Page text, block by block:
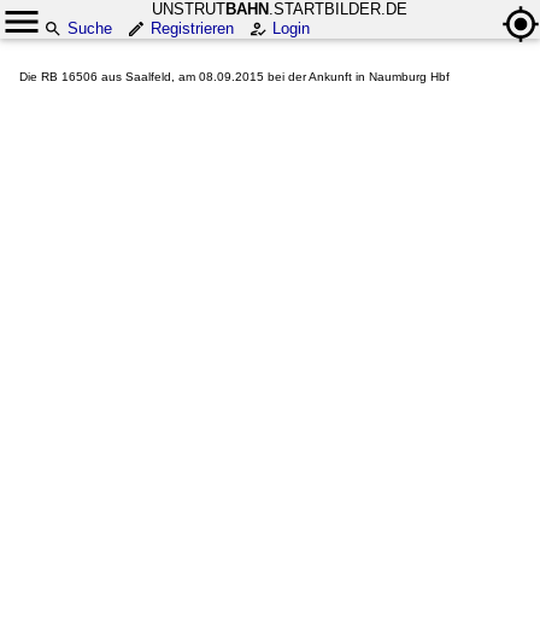
UNSTRUTBAHN .STARTBILDER.DE
Suche
Registrieren Login
Die RB 16506 aus Saalfeld, am 08.09.2015 bei der Ankunft in Naumburg Hbf